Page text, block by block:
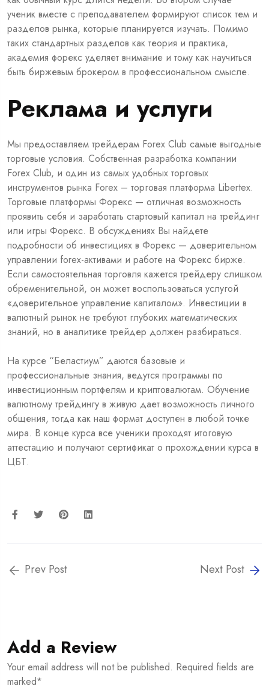
ученик вместе с преподавателем формируют список тем и
разделов рынка, которые планируется изучать. Помимо
таких стандартных разделов как теория и практика,
академия форекс уделяет внимание и тому как научиться
быть биржевым брокером в профессиональном смысле.
Реклама и услуги
Мы предоставляем трейдерам Forex Club самые выгодные
торговые условия. Собственная разработка компании
Forex Club, и один из самых удобных торговых
инструментов рынка Forex – торговая платформа Libertex.
Торговые платформы Форекс — отличная возможность
проявить себя и заработать стартовый капитал на трейдинг
или игры Форекс. В обсуждениях Вы найдете
подробности об инвестициях в Форекс — доверительном
управлении forex-активами и работе на Форекс бирже.
Если самостоятельная торговля кажется трейдеру слишком
обременительной, он может воспользоваться услугой
«доверительное управление капиталом». Инвестиции в
валютный рынок не требуют глубоких математических
знаний, но в аналитике трейдер должен разбираться.
На курсе “Беластиум” даются базовые и
профессиональные знания, ведутся программы по
инвестиционным портфелям и криптовалютам. Обучение
валютному трейдингу в живую дает возможность личного
общения, тогда как наш формат доступен в любой точке
мира. В конце курса все ученики проходят итоговую
аттестацию и получают сертификат о прохождении курса в
ЦБТ.
Prev Post Next Post
Add a Review
Your email address will not be published. Required fields are
marked*